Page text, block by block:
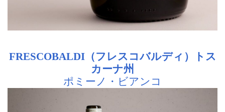
FRESCOBALDI（フレスコバルディ）トス
カーナ州
ポミーノ・ビアンコ